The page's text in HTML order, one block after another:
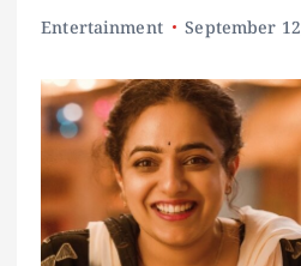
Entertainment September